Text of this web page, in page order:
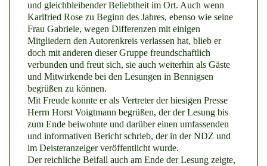
und gleichbleibender Beliebtheit im Ort. Auch wenn
Karlfried Rose zu Beginn des Jahres, ebenso wie seine
Frau Gabriele, wegen Differenzen mit einigen
Mitgliedern den Autorenkreis verlassen hat, blieb er
doch mit anderen dieser Gruppe freundschaftlich
verbunden und freut sich, sie auch weiterhin als Gäste
und Mitwirkende bei den Lesungen in Bennigsen
begrüßen zu können.
Mit Freude konnte er als Vertreter der hiesigen Presse
Herrn Horst Voigtmann begrüßen, der der Lesung bis
zum Ende beiwohnte und darüber einen umfassenden
und informativen Bericht schrieb, der in der NDZ und
im Deisteranzeiger veröffentlicht wurde.
Der reichliche Beifall auch am Ende der Lesung zeigte,